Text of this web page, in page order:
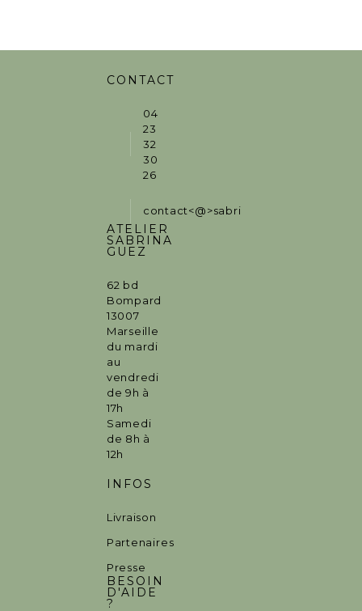
CONTACT
04
23
32
30
26
contact<@>sabrinaguez.fr
ATELIER
SABRINA
GUEZ
62 bd
Bompard
13007
Marseille
du mardi
au
vendredi
de 9h à
17h
Samedi
de 8h à
12h
INFOS
Livraison
Partenaires
Presse
BESOIN
D'AIDE
?